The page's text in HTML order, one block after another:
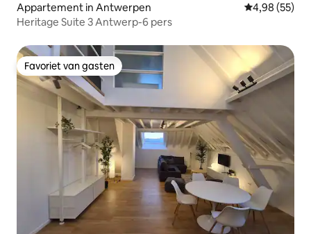
Appartement in Antwerpen Gemiddelde
4,98 (55)
Heritage Suite 3 Antwerp-6 pers
Favoriet van gasten
Favoriet van gasten